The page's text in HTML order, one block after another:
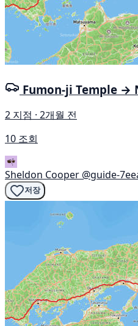
Fumon-ji Temple →
2 지점 · 2개월 전
10 조회
Sheldon Cooper @guide-
저장